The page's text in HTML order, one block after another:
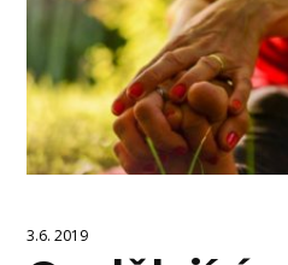
3.6. 2019